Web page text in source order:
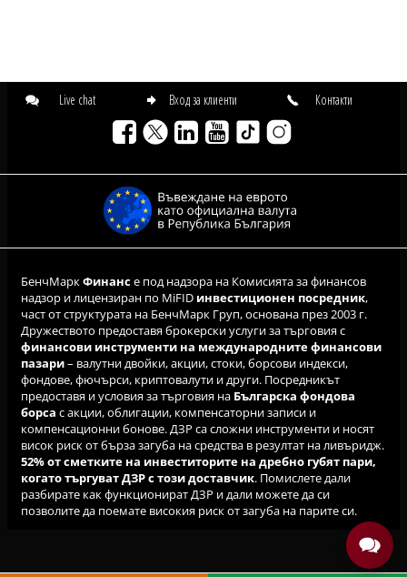
Live chat Вход за клиенти Контакти
БенчМаркФинансе под надзора на Комисията за финансов
надзор и лицензиран по MiFID инвестиционен посредник,
част от структурата на БенчМарк Груп, основана през 2003 г.
Дружеството предоставя брокерски услуги за търговия с
финансови инструменти на международните финансови
пазари– валутни двойки, акции, стоки, борсови индекси,
фондове, фючърси, криптовалути и други. Посредникът
предоставя и условия за търговия на Българска фондова
борса с акции, облигации, компенсаторни записи и
компенсационни бонове. ДЗР са сложни инструменти и носят
висок риск от бърза загуба на средства в резултат на ливъридж.
52% от сметките на инвеститорите на дребно губят пари,
когато търгуват ДЗР с този доставчик. Помислете дали
разбирате как функционират ДЗР и дали можете да си
позволите да поемате високия риск от загуба на парите си.